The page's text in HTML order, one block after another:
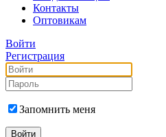
Контакты
Оптовикам
Войти
Регистрация
Запомнить меня